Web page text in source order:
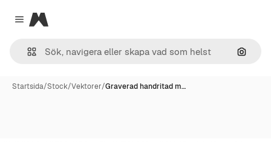
Close menu
Magnific
Sök
Startsida/Stock/Vektorer/Graverad handritad m…